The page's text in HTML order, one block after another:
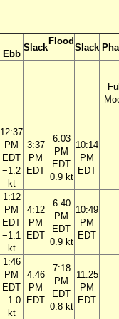
Ebb
Slack
Flood
Slack
12:37
PM
EDT
−1.2
kt
3:37
PM
EDT
6:03
PM
EDT
0.9 kt
10:14
PM
EDT
1:12
PM
EDT
−1.1
kt
4:12
PM
EDT
6:40
PM
EDT
0.9 kt
10:49
PM
EDT
1:46
PM
EDT
−1.0
kt
4:46
PM
EDT
7:18
PM
EDT
0.8 kt
11:25
PM
EDT